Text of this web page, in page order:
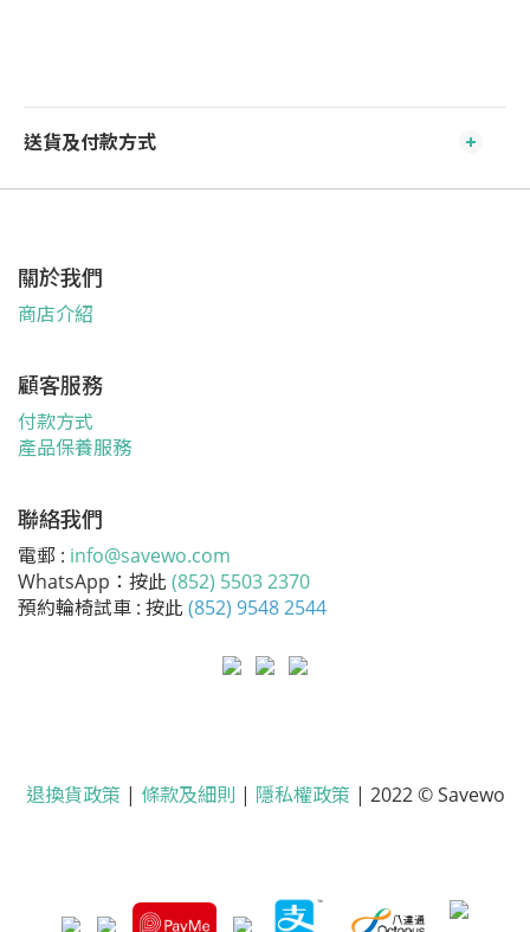
送貨及付款方式
關於我們
商店介紹
顧客服務
付款方式
產品保養服務
聯絡我們
電郵 : info@savewo.com
WhatsApp：按此 (852) 5503 2370
預約輪椅試車 : 按此 (852) 9548 2544
退換貨政策 | 條款及細則 | 隱私權政策 | 2022 © Savewo